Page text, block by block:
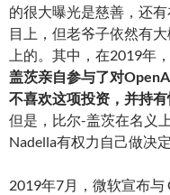
的很大曝光是慈善，还
目上，但老爷子依然有
上的。其中，在2019年，
盖茨亲自参与了对
不喜欢这项投资，并持
但是，比尔-盖茨在名义
Nadella有权力自己做决
2019年7月，微软宣布